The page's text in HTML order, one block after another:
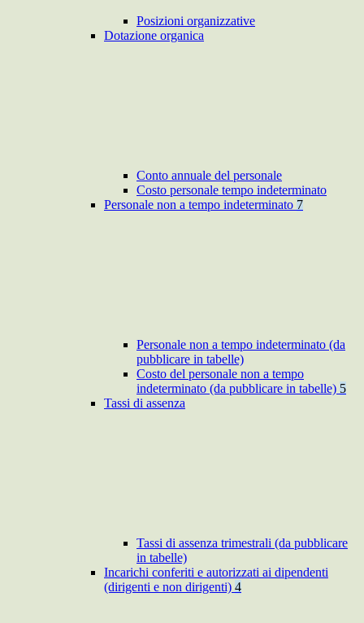
Posizioni organizzative
Dotazione organica
Conto annuale del personale
Costo personale tempo indeterminato
Personale non a tempo indeterminato 7
Personale non a tempo indeterminato (da
pubblicare in tabelle)
Costo del personale non a tempo
indeterminato (da pubblicare in tabelle) 5
Tassi di assenza
Tassi di assenza trimestrali (da pubblicare
in tabelle)
Incarichi conferiti e autorizzati ai dipendenti
(dirigenti e non dirigenti) 4